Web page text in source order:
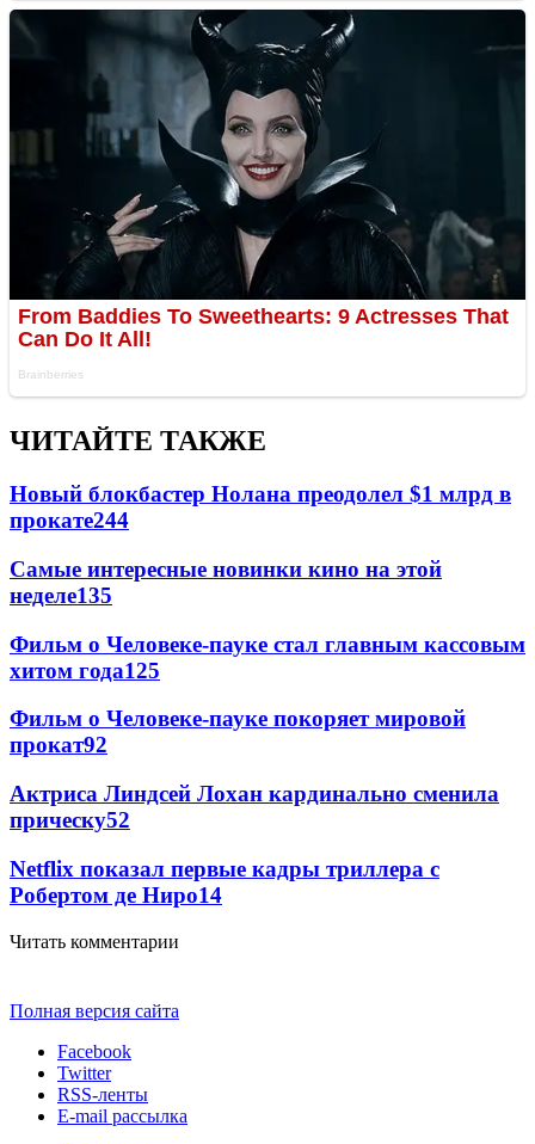
ЧИТАЙТЕ ТАКЖЕ
Новый блокбастер Нолана преодолел $1 млрд в
прокате244
Самые интересные новинки кино на этой
неделе135
Фильм о Человеке-пауке стал главным кассовым
хитом года125
Фильм о Человеке-пауке покоряет мировой
прокат92
Актриса Линдсей Лохан кардинально сменила
прическу52
Netflix показал первые кадры триллера с
Робертом де Ниро14
Читать комментарии
Полная версия сайта
Facebook
Twitter
RSS-ленты
E-mail рассылка